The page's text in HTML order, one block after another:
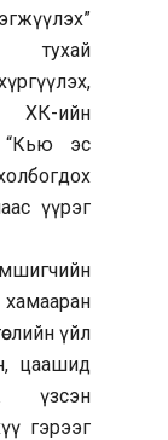
тухай
ХК-ийн
“Кью эс
үүрэг
үйл
цаашид
үзсэн
гэрээг